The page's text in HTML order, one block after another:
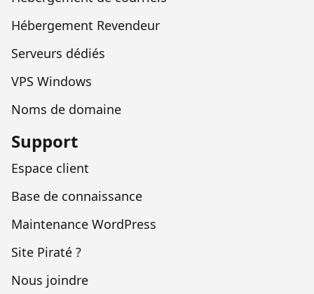
Hébergement Revendeur
Serveurs dédiés
VPS Windows
Noms de domaine
Support
Espace client
Base de connaissance
Maintenance WordPress
Site Piraté ?
Nous joindre